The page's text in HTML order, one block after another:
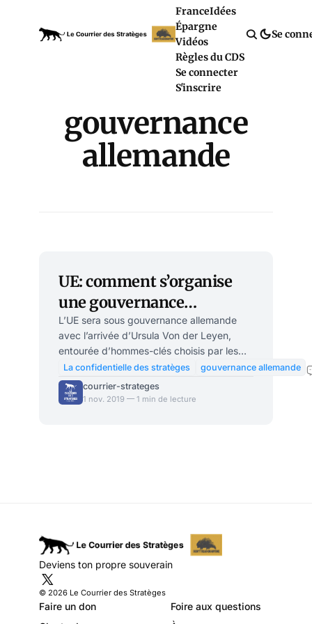
FranceIdées
Épargne
Vidéos
Règles du CDS
Se connecter
S'inscrire
Se
gouvernance
allemande
UE: comment s’organise
une gouvernance
allemande permanente
L’UE sera sous gouvernance allemande
avec l’arrivée d’Ursula Von der Leyen,
entourée d’hommes-clés choisis par les
experts allemands de la question.
Progressivement, se dessine un
gouvernement profond qui devrait
La confidentielle des stratèges
gouvernance allemande
courrier-strateges
1 nov. 2019 — 1 min de lecture
Deviens ton propre souverain
© 2026 Le Courrier des Stratèges
Faire un don
Foire aux questions